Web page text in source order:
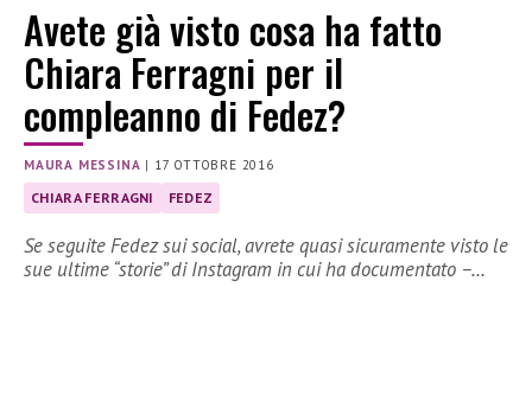
Avete già visto cosa ha fatto
Chiara Ferragni per il
compleanno di Fedez?
MAURA MESSINA | 17 OTTOBRE 2016
CHIARA FERRAGNI FEDEZ
Se seguite Fedez sui social, avrete quasi sicuramente visto le
sue ultime “storie” di Instagram in cui ha documentato –…